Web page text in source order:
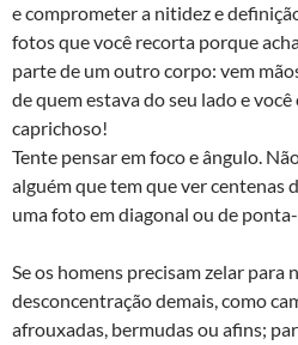
e comprometer a nitidez e
fotos que você recorta porque
parte de um outro corpo: vem
de quem estava do seu lado e
caprichoso!
Tente pensar em foco e ângulo.
alguém que tem que ver centenas
uma foto em diagonal ou de
Se os homens precisam zelar para
desconcentração demais, como
afrouxadas, bermudas ou afins;